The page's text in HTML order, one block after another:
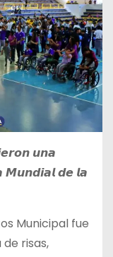
𝙪𝙣𝙖
𝙙𝙚 𝙡𝙖
Municipal fue
risas,